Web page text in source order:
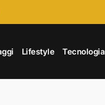
per risparmiare
Lifestyle Tecnologia